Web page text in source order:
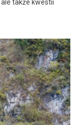
także kwestii